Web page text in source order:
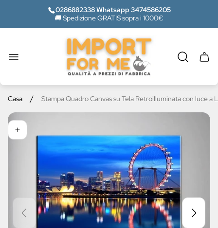
0286882338 Whatsapp 3474586205
🚚 Spedizione GRATIS sopra i 1000€
Logo
del
negozio"
Casa / Stampa Quadro Canvas su Tela Retroilluminata con luce a